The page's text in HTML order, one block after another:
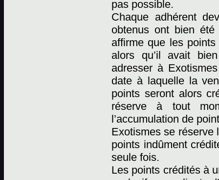
pas possible.
Chaque adhérent
obtenus ont bien
affirme que les
alors qu’il avait
adresser à
date à laquelle la
points seront alors
réserve à tout
l’accumulation de
Exotismes se réserve
points indûment
seule fois.
Les points crédités à